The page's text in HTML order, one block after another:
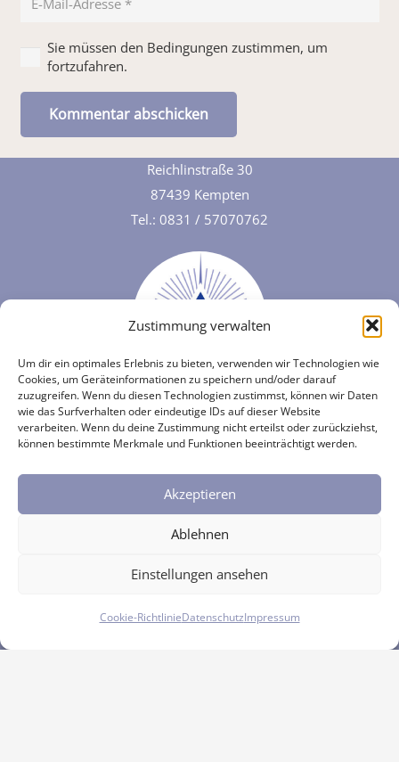
Zustimmung verwalten
Um dir ein optimales Erlebnis zu bieten, verwenden wir Technologien wie
Cookies, um Geräteinformationen zu speichern und/oder darauf
zuzugreifen. Wenn du diesen Technologien zustimmst, können wir Daten
wie das Surfverhalten oder eindeutige IDs auf dieser Website
verarbeiten. Wenn du deine Zustimmung nicht erteilst oder zurückziehst,
können bestimmte Merkmale und Funktionen beeinträchtigt werden.
Akzeptieren
Ablehnen
Einstellungen ansehen
Cookie-RichtlinieDatenschutzImpressum
Sie müssen den Bedingungen zustimmen, um
fortzufahren.
Kommentar abschicken
Reichlinstraße 30
87439 Kempten
Tel.: 0831 / 57070762
Datenschutz | Impressum | Cookies